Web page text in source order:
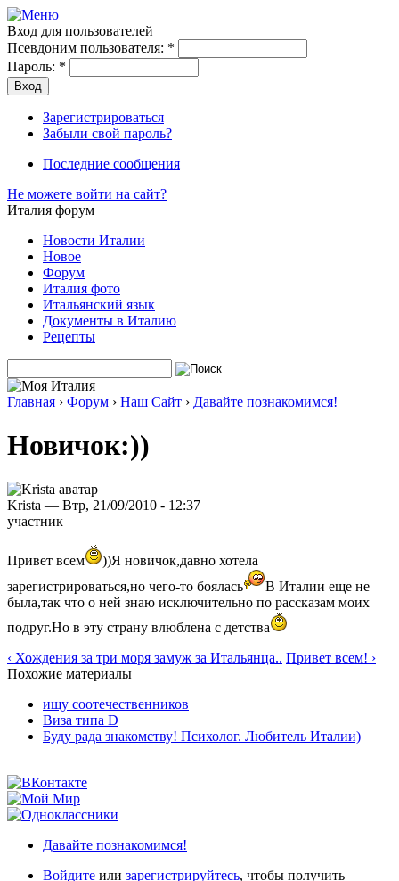
Вход для пользователей
Псевдоним пользователя: *
Пароль: *
Зарегистрироваться
Забыли свой пароль?
Последние сообщения
Не можете войти на сайт?
Италия форум
Новости Италии
Новое
Форум
Италия фото
Итальянский язык
Документы в Италию
Рецепты
Главная › Форум › Наш Сайт › Давайте познакомимся!
Новичок:))
Krista — Втр, 21/09/2010 - 12:37
участник
Привет всем
))Я новичок,давно хотела
зарегистрироваться,но чего-то боялась
В Италии еще не
была,так что о ней знаю исключительно по рассказам моих
подруг.Но в эту страну влюблена с детства
‹ Хождения за три моря замуж за Итальянца.. Привет всем! ›
Похожие материалы
ищу соотечественников
Виза типа D
Буду рада знакомству! Психолог. Любитель Италии)
Давайте познакомимся!
Войдите или зарегистрируйтесь, чтобы получить